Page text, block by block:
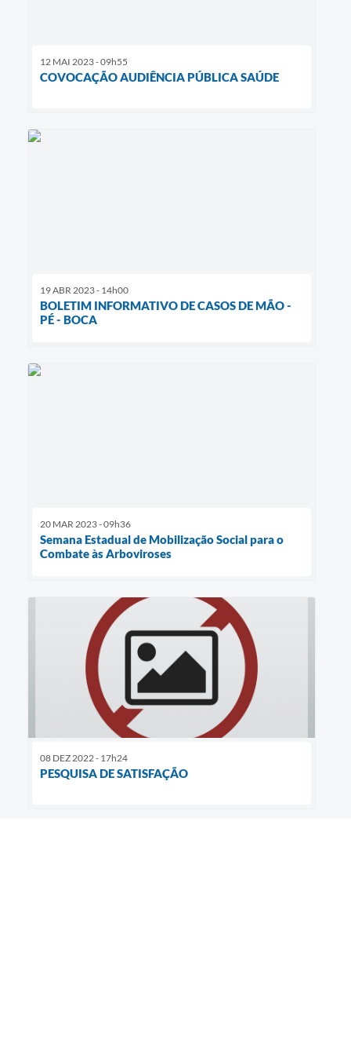
12 MAI 2023 - 09h55
COVOCAÇÃO AUDIÊNCIA PÚBLICA SAÚDE
19 ABR 2023 - 14h00
BOLETIM INFORMATIVO DE CASOS DE MÃO -
PÉ - BOCA
20 MAR 2023 - 09h36
Semana Estadual de Mobilização Social para o
Combate às Arboviroses
08 DEZ 2022 - 17h24
PESQUISA DE SATISFAÇÃO